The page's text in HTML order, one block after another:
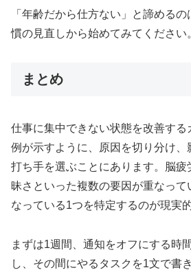
「年齢だから仕方ない」と諦める
慣の見直しから始めてみてください
まとめ
仕事に集中できない状態を改善す
例が示すように、原因を切り分け、
打ち手を選ぶことにあります。脳
昧さといった複数の要因が重なって
なっている1つを特定するのが現実
まずは1週間、通知をオフにする時
し、その間にやるタスクを1文で書